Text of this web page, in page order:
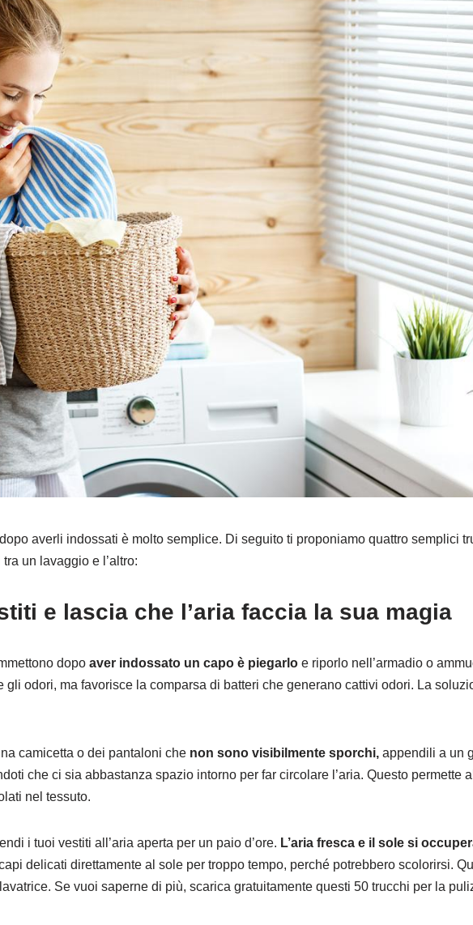
averli indossati è molto semplice. Di seguito ti proponiamo quattro semplici
un lavaggio e l’altro:
e lascia che l’aria faccia la sua magia
dopoaver indossato un capo è piegarlo e riporlo nell’armadio o
gli odori, ma favorisce la comparsa di batteri che generano cattivi odori. La
camicetta o dei pantaloni che non sono visibilmente sporchi, appendili a un
che ci sia abbastanza spazio intorno per far circolare l’aria. Questo permette
nel tessuto.
i tuoi vestiti all’aria aperta per un paio d’ore. L’aria fresca e il sole si
delicati direttamente al sole per troppo tempo, perché potrebbero scolorirsi.
Se vuoi saperne di più, scarica gratuitamente questi 50 trucchi per la